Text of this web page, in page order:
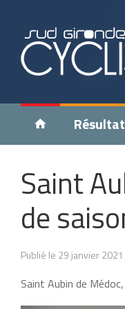
Saint
de
Publié le 29 janvier
Saint Aubin de